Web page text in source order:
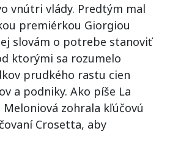
vnútri vlády. Predtým mal
premiérkou Giorgiou
slovám o potrebe stanoviť
ktorými sa rozumelo
prudkého rastu cien
a podniky. Ako píše La
zohrala kľúčovú
Crosetta, aby